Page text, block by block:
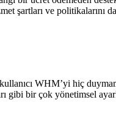
şartları ve politikalarını
WHM’yi hiç
gibi bir çok yönetimsel